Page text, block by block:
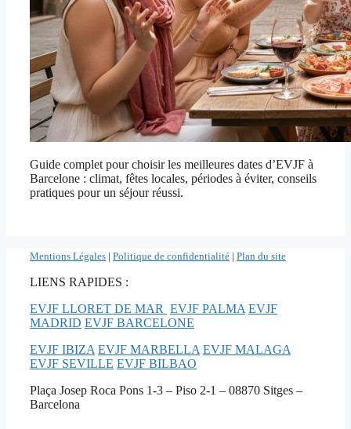
Guide complet pour choisir les meilleures dates d’EVJF à
Barcelone : climat, fêtes locales, périodes à éviter, conseils
pratiques pour un séjour réussi.
Mentions Légales | Politique de confidentialité | Plan du site
LIENS RAPIDES :
EVJF LLORET DE MAR EVJF PALMA EVJF
MADRID EVJF BARCELONE
EVJF IBIZA EVJF MARBELLA EVJF MALAGA
EVJF SEVILLE EVJF BILBAO
Plaça Josep Roca Pons 1-3 – Piso 2-1 – 08870 Sitges –
Barcelona